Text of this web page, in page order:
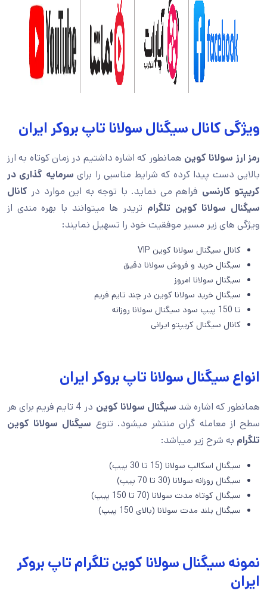
ویژگی کانال سیگنال سولانا تاپ بروکر ایران
رمز ارز سولانا کوین همانطور که اشاره داشتیم در زمان کوتاه به ارز
بالایی دست پیدا کرده که شرایط مناسبی را برای سرمایه گذاری در
کریپتو کارنسی فراهم می نماید. با توجه به این موارد در کانال
سیگنال سولانا كوين تلگرام تریدر ها میتوانند با بهره مندی از
ویژگی های زیر مسیر موفقیت خود را تسهیل نمایند:
کانال سیگنال سولانا كوين VIP
سیگنال خرید و فروش سولانا دقیق
سیگنال سولانا امروز
سیگنال خرید سولانا كوين در چند تایم فریم
تا 150 پیپ سود سیگنال سولانا روزانه
کانال سیگنال کریپتو ایرانی
انواع سیگنال سولانا تاپ بروکر ایران
همانطور که اشاره شد سیگنال سولانا كوين
در 4 تایم فریم برای هر
سطح از معامله گران منتشر میشود. تنوع سیگنال سولانا كوين
تلگرام به شرح زیر میباشد:
سیگنال اسکالپ سولانا (15 تا 30 پیپ)
سیگنال روزانه سولانا (30 تا 70 پیپ)
سیگنال کوتاه مدت سولانا (70 تا 150 پیپ)
سیگنال بلند مدت سولانا (بالای 150 پیپ)
نمونه سیگنال سولانا كوين تلگرام تاپ بروکر
ایران